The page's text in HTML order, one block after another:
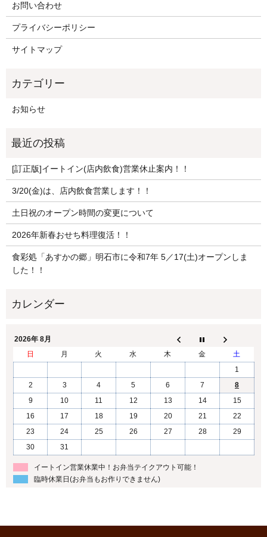
お問い合わせ
プライバシーポリシー
サイトマップ
お知らせ
[訂正版]イートイン(店内飲食)営業休止案内！！
3/20(金)は、店内飲食営業します！！
土日祝のオープン時間の変更について
2026年新春おせち料理復活！！
食彩処「あすかの郷」明石市に令和7年 5／17(土)オープンしま
した！！
2026年 8月
日
月 火 水 木 金
土
1
2
3 4 5 6 7
8
9
10 11 12 13 14
15
16
17 18 19 20 21
22
23
24 25 26 27 28
29
30
31
イートイン営業休業中！お弁当テイクアウト可能！
臨時休業日(お弁当もお作りできません)